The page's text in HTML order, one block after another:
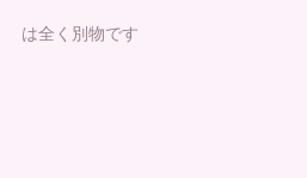
は全く別物です